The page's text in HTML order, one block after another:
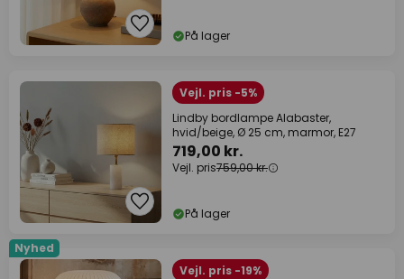
På lager
Vejl. pris -5%
Lindby bordlampe Alabaster,
hvid/beige, Ø 25 cm, marmor, E27
719,00 kr.
Vejl. pris759,00 kr.
På lager
Nyhed
Vejl. pris -19%